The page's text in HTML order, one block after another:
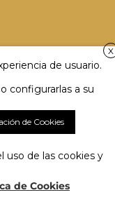
X
de usuario.
configurarlas a su
de Cookies
uso de las cookies y
de Cookies
a...